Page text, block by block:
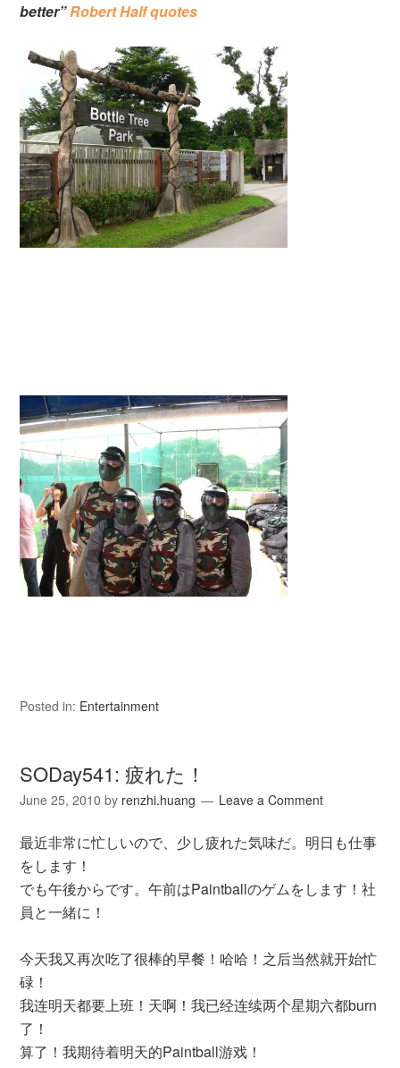
better”Robert Half quotes
Posted in: Entertainment
SODay541: 疲れた！
June 25, 2010 by renzhi.huang Leave a Comment
最近非常に忙しいので、少し疲れた気味だ。明日も仕事
をします！
でも午後からです。午前はPaintballのゲムをします！社
員と一緒に！
今天我又再次吃了很棒的早餐！哈哈！之后当然就开始忙
碌！
我连明天都要上班！天啊！我已经连续两个星期六都burn
了！
算了！我期待着明天的Paintball游戏！